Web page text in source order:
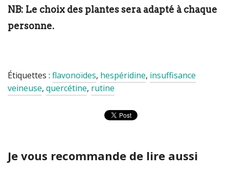
NB: Le choix des plantes sera adapté à chaque
personne.
Étiquettes : flavonoïdes, hespéridine, insuffisance
veineuse, quercétine, rutine
Je vous recommande de lire aussi